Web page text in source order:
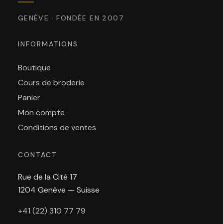
GENÈVE · FONDÉE EN 2007
INFORMATIONS
Boutique
Cours de broderie
Panier
Mon compte
Conditions de ventes
CONTACT
Rue de la Cité 17
1204 Genève — Suisse
+41 (22) 310 77 79